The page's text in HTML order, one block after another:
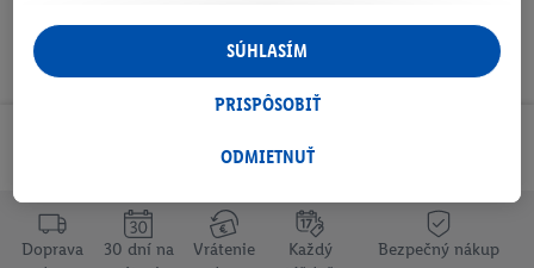
e
v
š
e
k
Odoberaj Newsletter!
Doprava
30 dní na
Vrátenie
Každý
Bezpečný nákup
personalizovanú reklamu v rámci služieb Lidl aj mimo nich. Ak
ste účastníkom programu Lidl Plus, na tieto účely sa spracúvajú
aj údaje z vášho nákupného správania v obchode.
následne si vytvoríte účet Lidl Plus alebo sa prihlásite do svojho
tiež vytvoriť špeciálny online identifikátor z e-mailovej adresy,
ktorú tam uvediete, aby sme vás mohli rozpoznať v službách
ODMIETNUŤ
PRISPÔSOBIŤ
SÚHLASÍM